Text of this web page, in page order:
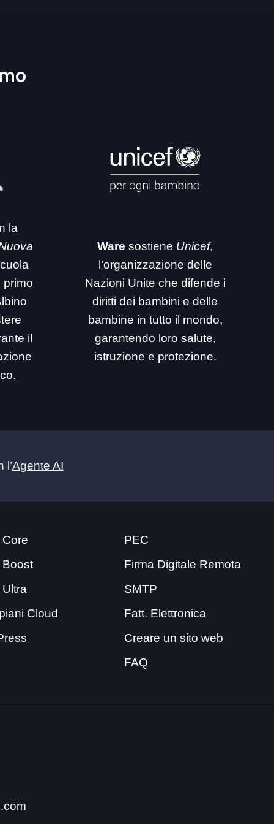
la
primo
il
Ware sostiene Unicef,
l’organizzazione delle
Nazioni Unite che difende i
diritti dei bambini e delle
bambine in tutto il mondo,
garantendo loro salute,
istruzione e protezione.
l’Agente AI
Cloud
PEC
Firma Digitale Remota
SMTP
Fatt. Elettronica
Creare un sito web
FAQ